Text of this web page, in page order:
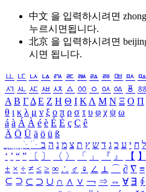
中文 을 입력하시려면
누르시면됩니다.
北京 을 입력하시려면
시면 됩니다.
ㅥ ㅦ ㅧ ㅨ ㅩ ㅪ ㅫ ㅬ ㅭ ㅮ ㅯ ㅰ
ㅺ ㅻ ㅼ ㅽ ㅾ ㅿ ㆀ ㆁ ㆂ ㆃ ㆄ ㆅ
Α Β ΓΔ Ε Ζ Η Θ Ι ΚΛ Μ Ν Ξ Ο Π
θ ι κ λ μ ν ξ ο π ρ σ τ υ φ χ ψ ω
á à Á À é è É È ç Ç ê
Ä Ö Ü ä ö ü ß
ִֶֹ ֻּ ׁׂ ל ח י ע כ ג ד ש ץ ת צ מ נ ה ב
‘ ’ “ ” 〔 〕 〈 〉 「 」 『 』 【 】
± × ÷ ≠ ≤ ≥ ∞ ∴ ♂ ♀ ∠ ⊥ ⌒ ∂ ∇ ≡
⊆ ⊇ ⊂ ⊃ ∪ ∩ ∧ ∨ ￢ ⇒ ⇔ ∀ ∃ ∮